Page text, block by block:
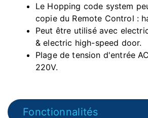
Le Hopping code system
copie du Remote Control :
Peut être utilisé avec
& electric high-speed door.
Plage de tension d'entrée
220V.
Fonctionnalités